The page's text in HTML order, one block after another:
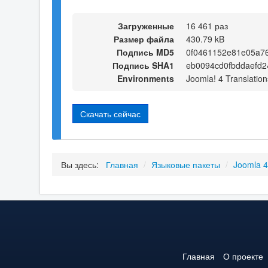
Загруженные
16 461 раз
Размер файла
430.79 kB
Подпись MD5
Подпись SHA1
Environments
Joomla! 4
Скачать сейчас
Вы здесь: Главная / Языковые пакеты / Joomla
Главная О проекте